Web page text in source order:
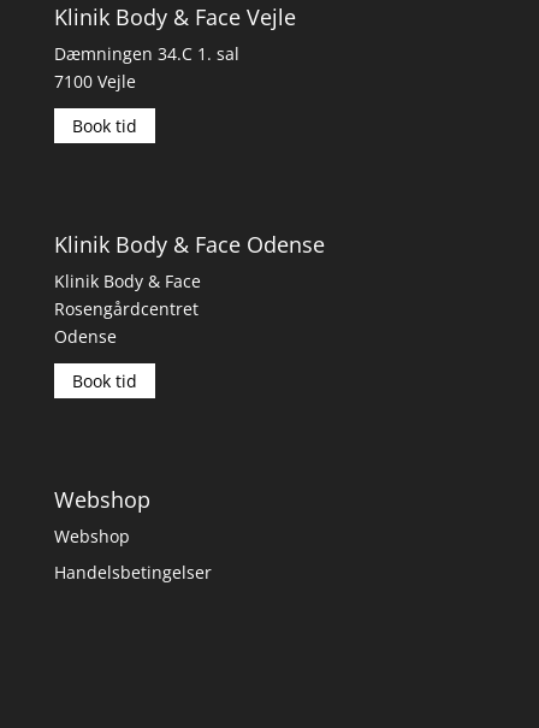
Klinik Body & Face Vejle
Dæmningen 34.C 1. sal
7100 Vejle
Book tid
Klinik Body & Face Odense
Klinik Body & Face
Rosengårdcentret
Odense
Book tid
Webshop
Webshop
Handelsbetingelser